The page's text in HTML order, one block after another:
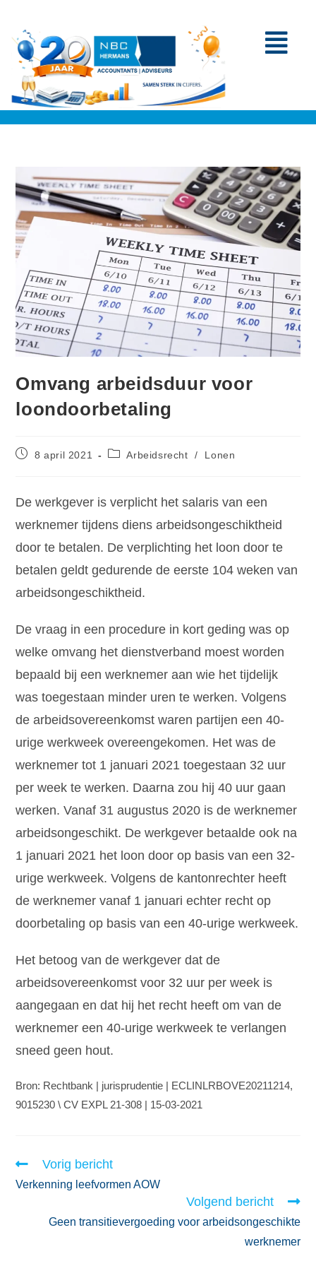
Omvang arbeidsduur voor
loondoorbetaling
8 april 2021 Arbeidsrecht / Lonen
De werkgever is verplicht het salaris van een
werknemer tijdens diens arbeidsongeschiktheid
door te betalen. De verplichting het loon door te
betalen geldt gedurende de eerste 104 weken van
arbeidsongeschiktheid.
De vraag in een procedure in kort geding was op
welke omvang het dienstverband moest worden
bepaald bij een werknemer aan wie het tijdelijk
was toegestaan minder uren te werken. Volgens
de arbeidsovereenkomst waren partijen een 40-
urige werkweek overeengekomen. Het was de
werknemer tot 1 januari 2021 toegestaan 32 uur
per week te werken. Daarna zou hij 40 uur gaan
werken. Vanaf 31 augustus 2020 is de werknemer
arbeidsongeschikt. De werkgever betaalde ook na
1 januari 2021 het loon door op basis van een 32-
urige werkweek. Volgens de kantonrechter heeft
de werknemer vanaf 1 januari echter recht op
doorbetaling op basis van een 40-urige werkweek.
Het betoog van de werkgever dat de
arbeidsovereenkomst voor 32 uur per week is
aangegaan en dat hij het recht heeft om van de
werknemer een 40-urige werkweek te verlangen
sneed geen hout.
Bron: Rechtbank | jurisprudentie | ECLINLRBOVE20211214,
9015230 \ CV EXPL 21-308 | 15-03-2021
Vorig bericht
Verkenning leefvormen AOW
Volgend bericht
Geen transitievergoeding voor arbeidsongeschikte
werknemer